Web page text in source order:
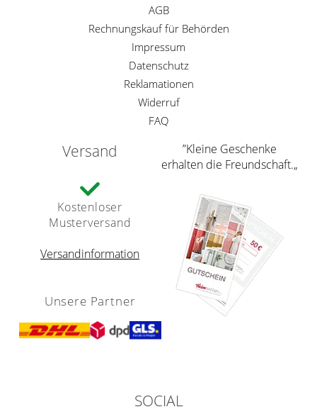
AGB
Rechnungskauf für Behörden
Impressum
Datenschutz
Reklamationen
Widerruf
FAQ
Versand
Kostenloser
Musterversand
Versandinformation
Unsere Partner
”Kleine Geschenke
erhalten die Freundschaft.„
SOCIAL